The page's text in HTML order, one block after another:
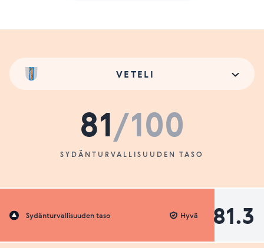
VETELI
81/100
SYDÄNTURVALLISUUDEN TASO
Sydänturvallisuuden taso 81.3
Hyvä